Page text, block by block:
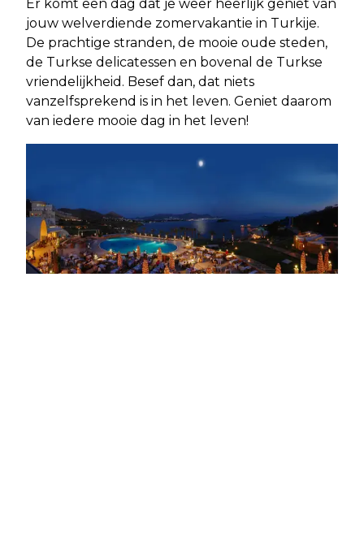
Er komt een dag dat je weer heerlijk geniet van
jouw welverdiende zomervakantie in Turkije.
De prachtige stranden, de mooie oude steden,
de Turkse delicatessen en bovenal de Turkse
vriendelijkheid. Besef dan, dat niets
vanzelfsprekend is in het leven. Geniet daarom
van iedere mooie dag in het leven!